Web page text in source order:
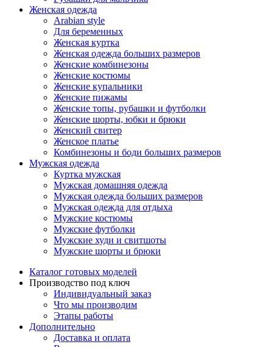
Женская одежда
Arabian style
Для беременных
Женская куртка
Женская одежда больших размеров
Женские комбинезоны
Женские костюмы
Женские купальники
Женские пижамы
Женские топы, рубашки и футболки
Женские шорты, юбки и брюки
Женский свитер
Женское платье
Комбинезоны и боди больших размеров
Мужская одежда
Куртка мужская
Мужская домашняя одежда
Мужская одежда больших размеров
Мужская одежда для отдыха
Мужские костюмы
Мужские футболки
Мужские худи и свитшоты
Мужские шорты и брюки
Каталог готовых моделей
Производство под ключ
Индивидуальный заказ
Что мы производим
Этапы работы
Дополнительно
Доставка и оплата